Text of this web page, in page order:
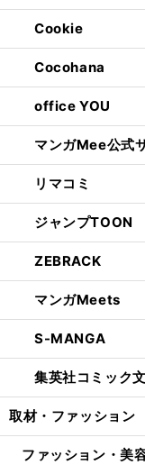
Cookie
Cocohana
office YOU
マンガMee公式
リマコミ
ジャンプTOON
ZEBRACK
マンガMeets
S-MANGA
集英社コミック
取材・ファッション
ファッション・美